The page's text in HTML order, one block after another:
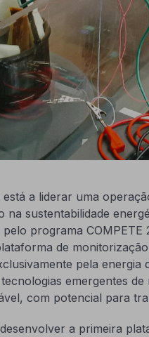
a liderar uma
sustentabilidade
programa
de
pela
emergentes de
com potencial para
a primeira